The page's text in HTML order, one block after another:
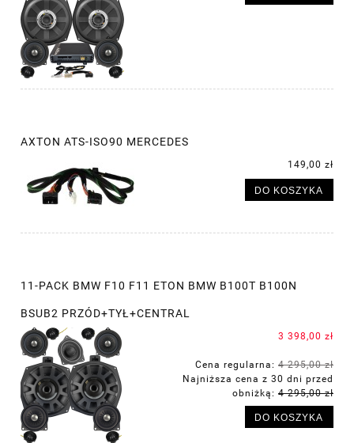
AXTON ATS-ISO90 MERCEDES
149,00 zł
DO KOSZYKA
11-PACK BMW F10 F11 ETON BMW B100T B100N
BSUB2 PRZÓD+TYŁ+CENTRAL
3 398,00 zł
Cena regularna: 4 295,00 zł
Najniższa cena z 30 dni przed
obniżką: 4 295,00 zł
DO KOSZYKA